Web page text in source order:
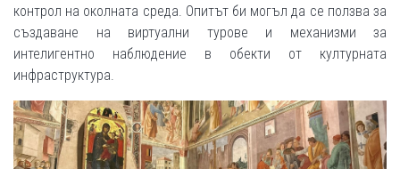
контрол на околната среда. Опитът би могъл да се ползва за
създаване на виртуални турове и механизми за
интелигентно наблюдение в обекти от културната
инфраструктура.